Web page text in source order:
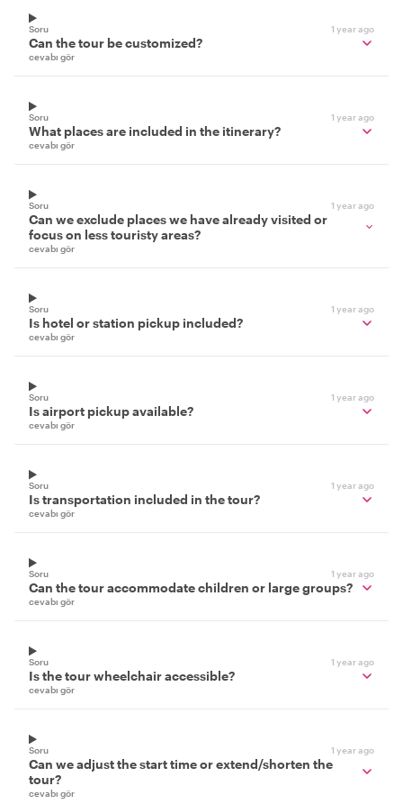
Soru 1 year ago
Can the tour be customized?
cevabı gör
Soru 1 year ago
What places are included in the itinerary?
cevabı gör
Soru 1 year ago
Can we exclude places we have already visited or
focus on less touristy areas?
cevabı gör
Soru 1 year ago
Is hotel or station pickup included?
cevabı gör
Soru 1 year ago
Is airport pickup available?
cevabı gör
Soru 1 year ago
Is transportation included in the tour?
cevabı gör
Soru 1 year ago
Can the tour accommodate children or large groups?
cevabı gör
Soru 1 year ago
Is the tour wheelchair accessible?
cevabı gör
Soru 1 year ago
Can we adjust the start time or extend/shorten the
tour?
cevabı gör